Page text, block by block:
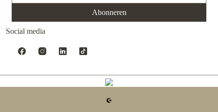
Abonneren
Social media